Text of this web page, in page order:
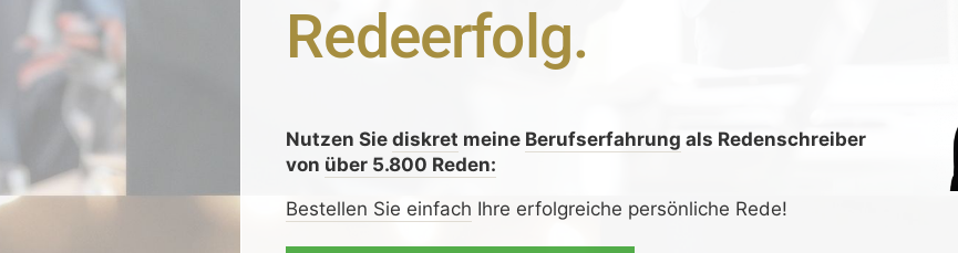
Redeerfolg.
Nutzen Siediskret meine Berufserfahrung als Redenschreiber
von über 5.800 Reden:
Bestellen Sie einfach Ihre erfolgreiche persönliche Rede!